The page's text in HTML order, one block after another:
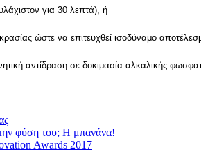
για 30 λεπτά), ή
ώστε να επιτευχθεί ισοδύναμο
αντίδραση σε δοκιμασία αλκαλικής
φύση του; Η μπανάνα!
Awards 2017